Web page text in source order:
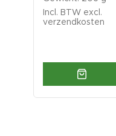
Incl. BTW excl.
verzendkosten